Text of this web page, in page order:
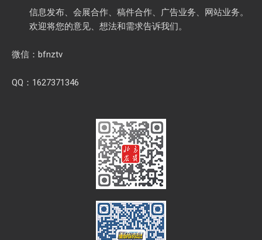
信息发布、会展合作、稿件合作、广告业务、网站业务。
欢迎将您的意见、想法和需求告诉我们。
微信：bfnztv
QQ：1627371346